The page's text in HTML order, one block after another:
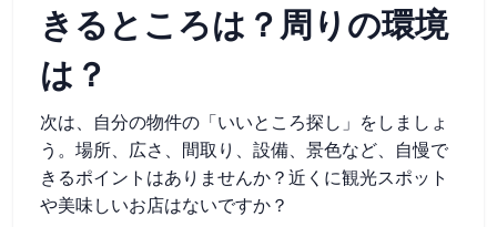
きるところは？周りの環境
は？
次は、自分の物件の「いいところ探し」をしましょ
う。場所、広さ、間取り、設備、景色など、自慢で
きるポイントはありませんか？近くに観光スポット
や美味しいお店はないですか？